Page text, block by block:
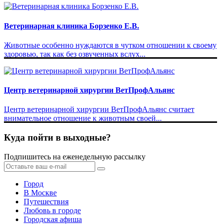
Ветеринарная клиника Борзенко Е.В.
Животные особенно нуждаются в чутком отношении к своему
здоровью, так как без озвученных вслух...
Центр ветеринарной хирургии ВетПрофАльянс
Центр ветеринарной хирургии ВетПрофАльянс считает
внимательное отношение к животным своей...
Куда пойти в выходные?
Подпишитесь на еженедельную рассылку
Город
В Москве
Путешествия
Любовь в городе
Городская афиша